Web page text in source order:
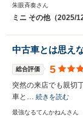
朱眼斉奏さん
ミニ その他（2025/
中古車とは思え
総合評価 5
突然の来店でも親切
車と… 続きを読む
最強なるてんかねんさん